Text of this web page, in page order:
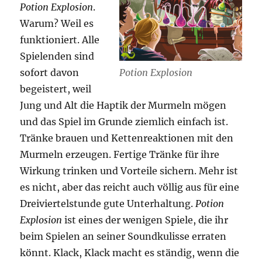
Potion Explosion
Potion Explosion.
Warum? Weil es
funktioniert. Alle
Spielenden sind
sofort davon
begeistert, weil
Jung und Alt die Haptik der Murmeln mögen
und das Spiel im Grunde ziemlich einfach ist.
Tränke brauen und Kettenreaktionen mit den
Murmeln erzeugen. Fertige Tränke für ihre
Wirkung trinken und Vorteile sichern. Mehr ist
es nicht, aber das reicht auch völlig aus für eine
Dreiviertelstunde gute Unterhaltung. Potion
Explosion ist eines der wenigen Spiele, die ihr
beim Spielen an seiner Soundkulisse erraten
könnt. Klack, Klack macht es ständig, wenn die